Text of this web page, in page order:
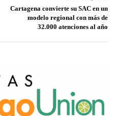
Cartagena convierte su SAC en un
modelo regional con más de
32.000 atenciones al año